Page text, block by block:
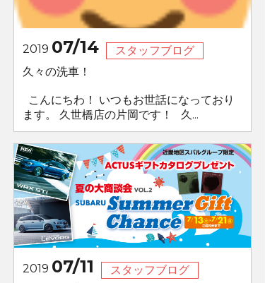
2019 07/14
スタッフブログ
久々の洗車！
こんにちわ！ いつもお世話になっており
ます。 久世橋店の片岡です！ 久...
2019 07/11
スタッフブログ